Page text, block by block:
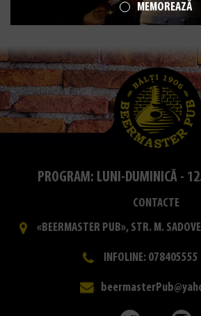
PROGRAM: LUNI-DUMINICĂ -
CONTACTE
«BEERMASTER PUB», STR. M.
INFOLINE: 078405555
MEMOREAZĂ